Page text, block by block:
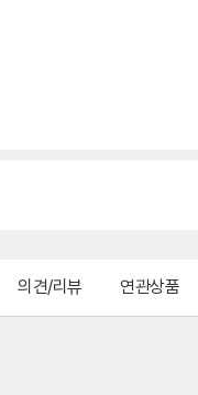
의견/리뷰 연관상품